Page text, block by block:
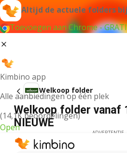
Altijd de actuele folders
Toevoegen aan Chrome -
Kimbino app
Alle aanbiedingen op één plek
(14,1K beoordelingen)
Open
Welkoop folder
Welkoop folder vanaf
NIEUWE
ADVERTENTIE